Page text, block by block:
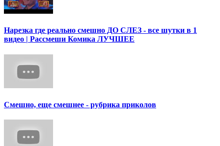
Нарезка где реально смешно ДО СЛЕЗ - все шутки в 1
видео | Рассмеши Комика ЛУЧШЕЕ
Смешно, еще смешнее - рубрика приколов